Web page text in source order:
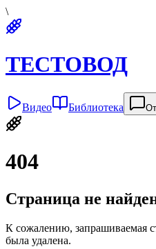
\
ТЕСТОВОД
Видео Библиотека
404
Страница не
К сожалению, запрашиваемая
была удалена.